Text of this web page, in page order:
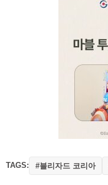
TAGS: #블리자드 코리아